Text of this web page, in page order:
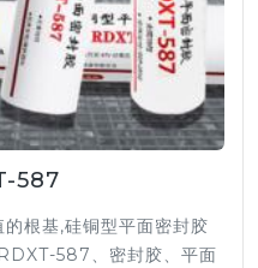
587
根基,硅铜型平面密封胶
587、密封胶、平面